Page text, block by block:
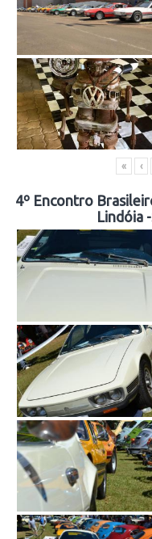
« ‹
4º Encontro
Lindóia